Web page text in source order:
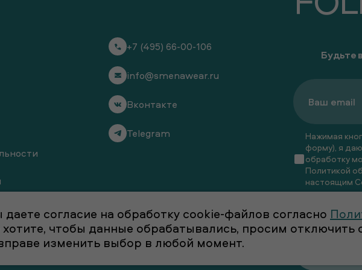
+7 (495) 66-00-106
info@smenawear.ru
Вконтакте
Telegram
Будьте
Нажимая
форму), я
обработку
Политикой
настоящим
согласие на обработку cookie-файлов согласно
чтобы данные обрабатывались, просим отключить
изменить выбор в любой момент.